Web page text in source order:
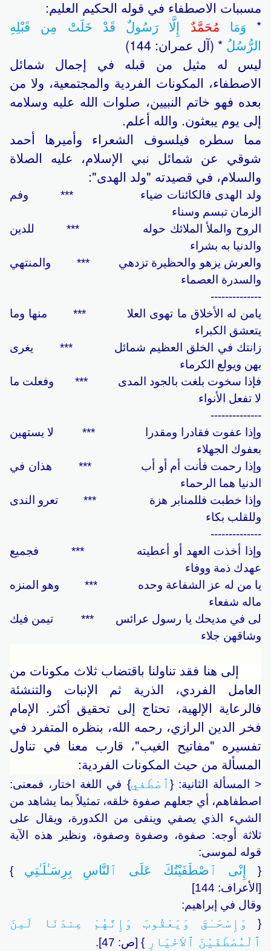
مسببات الاصطفاء في قوله الحكيم العليم:
* وَمَا مُحَمَّدٌ إِلَّا رَسُولٌ قَدْ خَلَتْ مِن قَبْلِهِ
الرُّسُلُ * (آل عمران: 144)
ليس له مثيل من قبله في إجمال شمائل
الاصطفاء، المكونات الفردية والمجتمعية، ولا من
بعده فهو خاتم النبيين، صلوات الله عليه وسلامه
إلى يوم يبعثون. والله أعلم.
مما سطره فيلسوف الشعراء وأميرها أحمد
شوقي عن شمائل نبي الإسلام، عليه الصلاة
والسلام، في قصيدته "ولد الهدى":
ولد الهدى فالكائنات ضياء *** وفم
الزمان تبسم وسناء
الروح والملأ الملائك حوله *** للدين
والدنيا به بشراء
والعرش يزهو والحظيرة تزدهي *** والمنتهي
والسدرة العصماء
--------------
يامن له الأخلاق ما تهوى العلا *** منها وما
يتعشق الكبراء
زانتك في الخلق العظيم شمائل *** يغرى
بهن ويولع الكرماء
فإذا سخوت بلغت بالجود المدى *** وفعلت ما
لا تفعل الأنواء
--------------
وإذا عفوت فقادرا ومقدرا *** لا يستهين
بعفوك الجهلاء
وإذا رحمت فأنت أم أو أب *** هذان في
الدنيا هما الرحماء
وإذا خطبت فللمنابر هزة *** تعرو الندى
وللقلب بكاء
--------------
وإذا أخذت العهد أو أعطيته *** فجميع
عهدك ذمة ووفاء
يا من له عز الشفاعة وحده *** وهو المنزه
ماله شفعاء
لى في مديحك يا رسول عرائس *** تيمن فيك
وشاقهن جلاء
إلى هنا فقد تناولنا باقتضاب ثلاث مكونات من
العامل الفردي، الذرية ثم الإنبات والتنشئة
فالرعاية الإلهية، تحتاج إلى تحقيق أكثر. الإمام
فخر الدين الرازي، رحمه الله، بنظره المتفرد في
تفسيره "مفاتيح الغيب"، قارب معنا في تناول
المسألة من حيث المكونات الفردية:
< المسألة الثانية: {ٱصْطَفي} في اللغة اختار، فمعنى:
اصطفاهم، أي جعلهم صفوة خلقه، تمثيلاً بما يشاهد من
الشيء الذي يصفي وينقى من الكدورة، ويقال على
ثلاثة أوجه: صفوة، وصفوة وصفوة، ونظير هذه الآية
قوله لموسى:
{
إِنْى ٱصْطَفَيْتُكَ عَلَى ٱلنَّاسِ بِرِسَـٰلَـٰتِي }
[الأعراف: 144]
وقال في إبراهيم:
{
وَإِسْحَـٰقَ وَيَعْقُوبَ وَإِنَّهُمْ عِندَنَا لَمِنَ
ٱلْمُصْطَفَيْنَ ٱلاْخْيَارِ } [ص: 47].